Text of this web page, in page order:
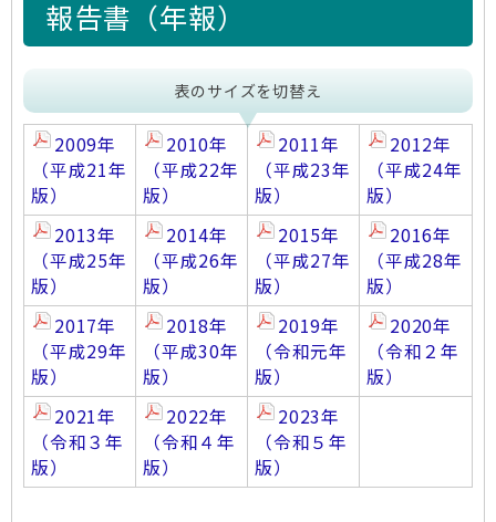
報告書（年報）
表のサイズを切替え
2009年
（平成21年
版）
2010年
（平成22年
版）
2011年
（平成23年
版）
2012年
（平成24年
版）
2013年
（平成25年
版）
2014年
（平成26年
版）
2015年
（平成27年
版）
2016年
（平成28年
版）
2017年
（平成29年
版）
2018年
（平成30年
版）
2019年
（令和元年
版）
2020年
（令和２年
版）
2021年
（令和３年
版）
2022年
（令和４年
版）
2023年
（令和５年
版）